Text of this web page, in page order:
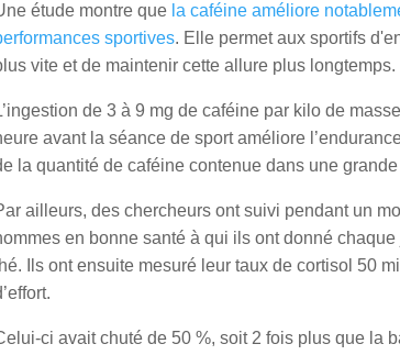
étude montre que la caféine améliore
sportives. Elle permet aux sportifs
vite et de maintenir cette allure plus longtemps.
de 3 à 9 mg de caféine par kilo de
avant la séance de sport améliore
la quantité de caféine contenue dans une
ailleurs, des chercheurs ont suivi pendant un
en bonne santé à qui ils ont donné
Ils ont ensuite mesuré leur taux de cortisol 50
ci avait chuté de 50 %, soit 2 fois plus que la